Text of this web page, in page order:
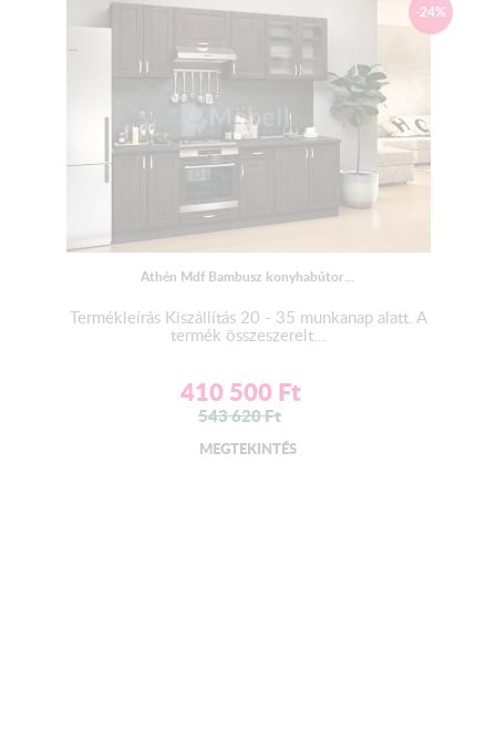
-24%
Athén Mdf Bambusz konyhabútor...
Termékleírás Kiszállítás 20 - 35 munkanap alatt. A
termék összeszerelt...
410 500 Ft
543 620Ft
MEGTEKINTÉS